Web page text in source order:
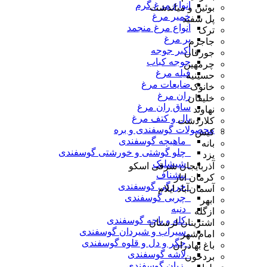
انواع مرغ گرم
خمیر مرغ
انواع مرغ منجمد
پر مرغ
اکبر جوجه
جوجه کباب
فیله مرغ
ضایعات مرغ
ران مرغ
ساق ران مرغ
بال و کتف مرغ
محصولات گوسفندی و بره
_ماهیچه گوسفندی
_چلو گوشتی و خورشتی گوسفندی
_شیشلیک
_پیشناف
_خردگی گوسفندی
_چربی گوسفندی
_دنبه
_کله و پاچه گوسفندی
_سیراب و شیردان گوسفندی
_جگر و دل و قلوه گوسفندی
_لاشه گوسفندی
بوئین و میاندشت
پل سفید
ترک
جاجرم
جورقان
چرمهین
حسینیه
خانوک
خلیفان
نهاوند
کلاردشت
کیش
بانه
یزد
آذربایجان شرقی اسکو
کرمان انار
آسمان‌آباد ایلام
ابهر
ازگله
اشترینان لرستان
امام‌شهر
باغ بهادران
بردخون